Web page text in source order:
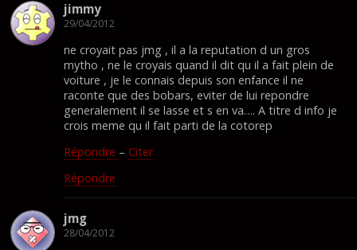
jimmy
29/04/2012
ne croyait pas jmg , il a la reputation d un gros
mytho , ne le croyais quand il dit qu il a fait plein de
voiture , je le connais depuis son enfance il ne
raconte que des bobars, eviter de lui repondre
generalement il se lasse et s en va…. A titre d info je
crois meme qu il fait parti de la cotorep
Répondre – Citer
Répondre
jmg
28/04/2012